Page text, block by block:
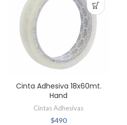
Cinta Adhesiva 18x60mt.
Hand
Cintas Adhesivas
$490